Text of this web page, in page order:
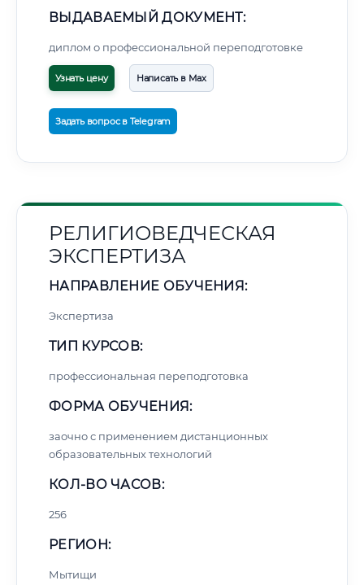
ВЫДАВАЕМЫЙ ДОКУМЕНТ:
диплом о профессиональной переподготовке
Узнать цену Написать в Max
Задать вопрос в Telegram
РЕЛИГИОВЕДЧЕСКАЯ
ЭКСПЕРТИЗА
НАПРАВЛЕНИЕ ОБУЧЕНИЯ:
Экспертиза
ТИП КУРСОВ:
профессиональная переподготовка
ФОРМА ОБУЧЕНИЯ:
заочно с применением дистанционных
образовательных технологий
КОЛ-ВО ЧАСОВ:
256
РЕГИОН:
Мытищи